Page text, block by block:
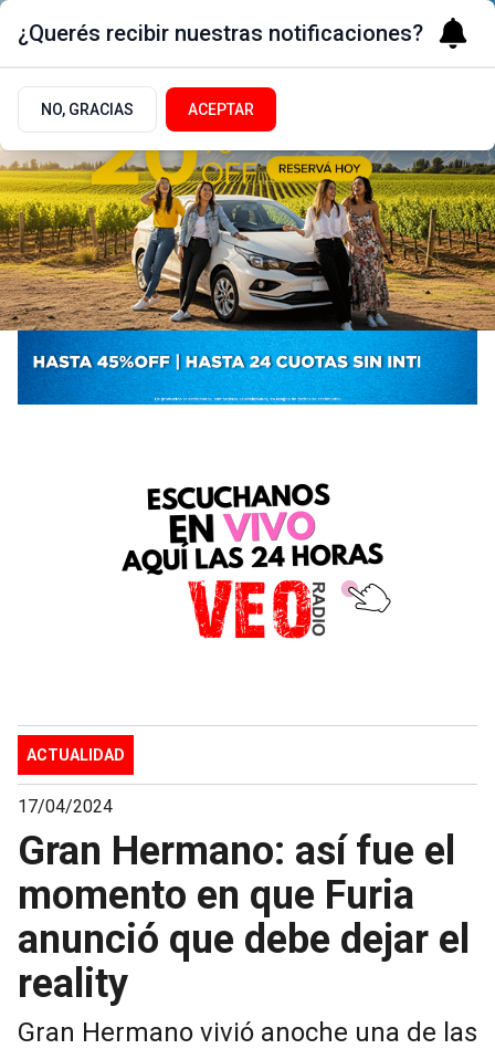
ACTUALIDAD
17/04/2024
Gran Hermano: así fue el
momento en que Furia
anunció que debe dejar el
reality
Gran Hermano vivió anoche una de las
¿Querés recibir nuestras notificaciones?
NO, GRACIAS ACEPTAR